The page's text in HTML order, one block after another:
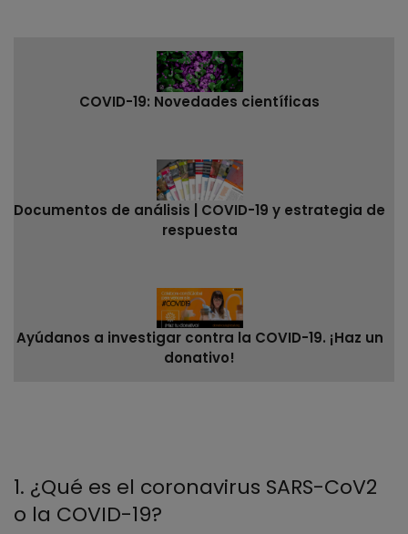
COVID-19: Novedades científicas
Documentos de análisis | COVID-19 y estrategia de
respuesta
Ayúdanos a investigar contra la COVID-19. ¡Haz un
donativo!
1. ¿Qué es el coronavirus SARS-CoV2
o la COVID-19?